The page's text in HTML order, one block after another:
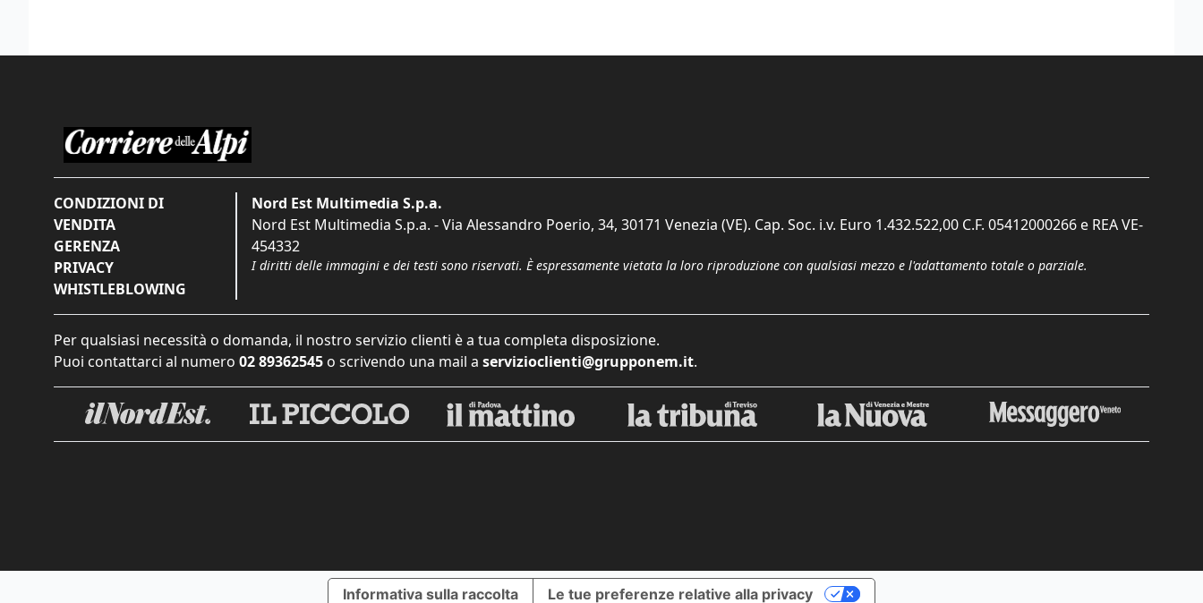
CONDIZIONI DI
VENDITA
GERENZA
PRIVACY
WHISTLEBLOWING
Nord Est Multimedia S.p.a.
Nord Est Multimedia S.p.a. - Via Alessandro Poerio, 34, 30171 Venezia (VE). Cap. Soc. i.v. Euro 1.432.522,00 C.F. 05412000266 e REA VE-
454332
I diritti delle immagini e dei testi sono riservati. È espressamente vietata la loro riproduzione con qualsiasi mezzo e l'adattamento totale o parziale.
Per qualsiasi necessità o domanda, il nostro servizio clienti è a tua completa disposizione.
Puoi contattarci al numero 02 89362545 o scrivendo una mail a servizioclienti@grupponem.it.
Informativa sulla raccolta Le tue preferenze relative alla privacy